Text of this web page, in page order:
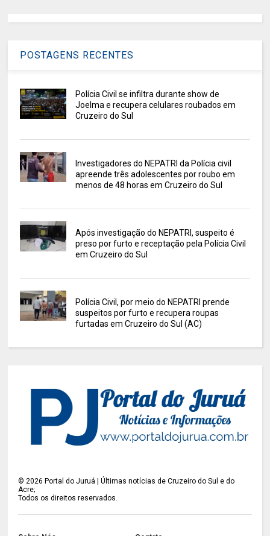
POSTAGENS RECENTES
Polícia Civil se infiltra durante show de
Joelma e recupera celulares roubados em
Cruzeiro do Sul
Investigadores do NEPATRI da Polícia civil
apreende três adolescentes por roubo em
menos de 48 horas em Cruzeiro do Sul
Após investigação do NEPATRI, suspeito é
preso por furto e receptação pela Polícia Civil
em Cruzeiro do Sul
Polícia Civil, por meio do NEPATRI prende
suspeitos por furto e recupera roupas
furtadas em Cruzeiro do Sul (AC)
©2026 Portal do Juruá | Últimas notícias de Cruzeiro do Sul e do
Acre;
Todos os direitos reservados.